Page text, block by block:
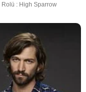
Rolü : High Sparrow